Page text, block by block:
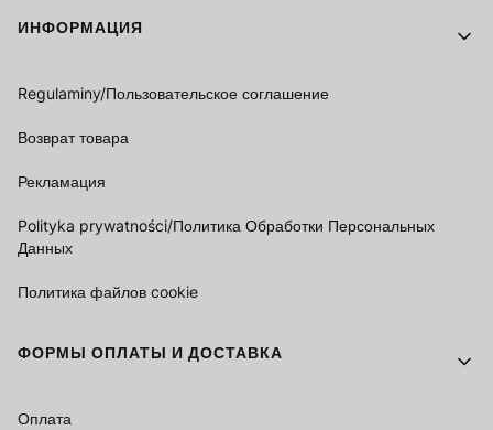
Footer menu
ИНФОРМАЦИЯ
Regulaminy/Пользовательское соглашение
Возврат товара
Рекламация
Polityka prywatności/Политика Обработки Персональных
Данных
Политика файлов cookie
ФОРМЫ ОПЛАТЫ И ДОСТАВКА
Оплата